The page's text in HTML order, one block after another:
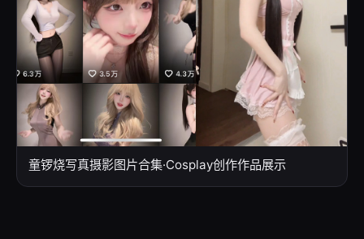
童锣烧写真摄影图片合集·Cosplay创作作品展示